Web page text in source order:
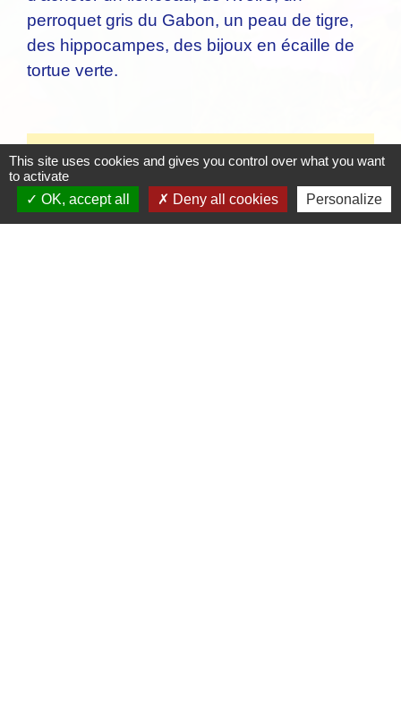
perroquet gris du Gabon, un peau de tigre,
des hippocampes, des bijoux en écaille de
tortue verte.
Textes de référence
Pour en savoir plus
This site uses cookies and gives you control over what you want
to activate
OK, accept all
Deny all cookies Personalize